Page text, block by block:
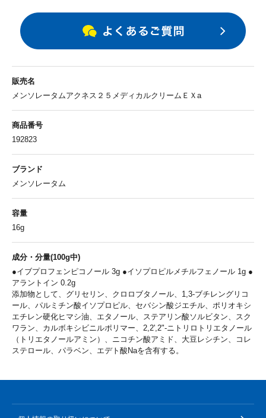
販売名
メンソレータムアクネス２５メディカルクリームＥＸa
商品番号
192823
ブランド
メンソレータム
容量
16g
成分・分量(100g中)
●イブプロフェンピコノール 3g ●イソプロピルメチルフェノール 1g ●
アラントイン 0.2g
添加物として、グリセリン、クロロブタノール、1,3-ブチレングリコ
ール、パルミチン酸イソプロピル、セバシン酸ジエチル、ポリオキシ
エチレン硬化ヒマシ油、エタノール、ステアリン酸ソルビタン、スク
ワラン、カルボキシビニルポリマー、2,2',2"-ニトリロトリエタノール
（トリエタノールアミン）、ニコチン酸アミド、大豆レシチン、コレ
ステロール、パラベン、エデト酸Naを含有する。